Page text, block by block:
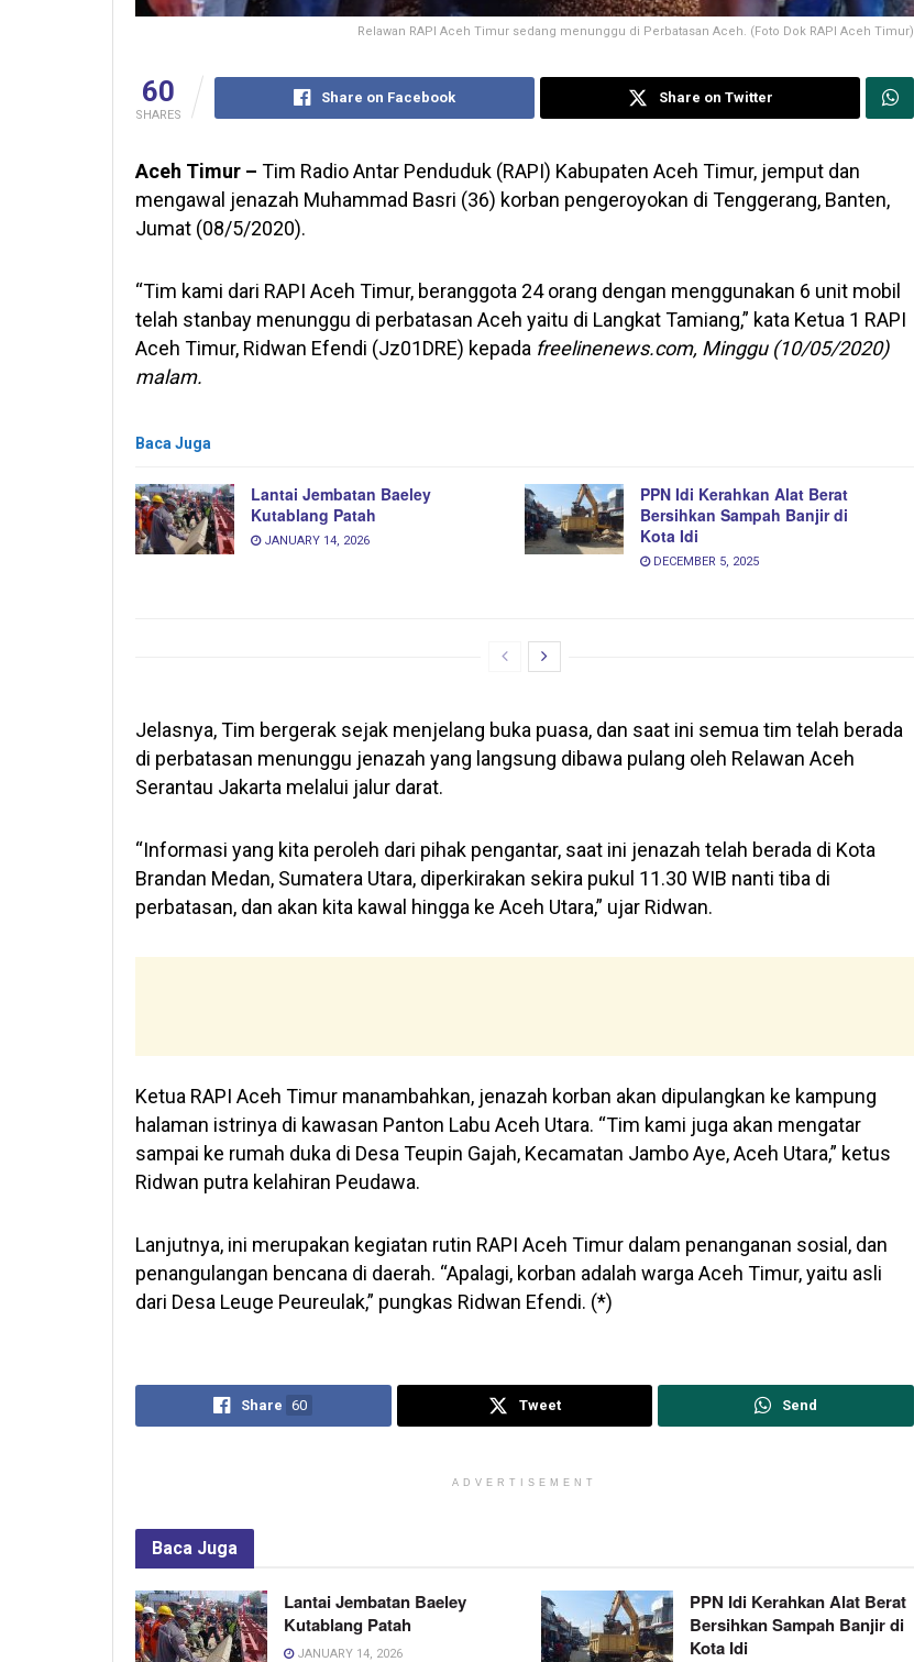
Relawan RAPI Aceh Timur sedang menunggu di Perbatasan Aceh. (Foto Dok RAPI Aceh Timur)
60
SHARES
Share on Facebook Share on Twitter
Aceh Timur – Tim Radio Antar Penduduk (RAPI) Kabupaten Aceh Timur, jemput dan
mengawal jenazah Muhammad Basri (36) korban pengeroyokan di Tenggerang, Banten,
Jumat (08/5/2020).
“Tim kami dari RAPI Aceh Timur, beranggota 24 orang dengan menggunakan 6 unit mobil
telah stanbay menunggu di perbatasan Aceh yaitu di Langkat Tamiang,” kata Ketua 1 RAPI
Aceh Timur, Ridwan Efendi (Jz01DRE) kepada freelinenews.com, Minggu (10/05/2020)
malam.
Baca Juga
Lantai Jembatan Baeley
Kutablang Patah
JANUARY 14, 2026
PPN Idi Kerahkan Alat Berat
Bersihkan Sampah Banjir di
Kota Idi
DECEMBER 5, 2025
Jelasnya, Tim bergerak sejak menjelang buka puasa, dan saat ini semua tim telah berada
di perbatasan menunggu jenazah yang langsung dibawa pulang oleh Relawan Aceh
Serantau Jakarta melalui jalur darat.
“Informasi yang kita peroleh dari pihak pengantar, saat ini jenazah telah berada di Kota
Brandan Medan, Sumatera Utara, diperkirakan sekira pukul 11.30 WIB nanti tiba di
perbatasan, dan akan kita kawal hingga ke Aceh Utara,” ujar Ridwan.
Ketua RAPI Aceh Timur manambahkan, jenazah korban akan dipulangkan ke kampung
halaman istrinya di kawasan Panton Labu Aceh Utara. “Tim kami juga akan mengatar
sampai ke rumah duka di Desa Teupin Gajah, Kecamatan Jambo Aye, Aceh Utara,” ketus
Ridwan putra kelahiran Peudawa.
Lanjutnya, ini merupakan kegiatan rutin RAPI Aceh Timur dalam penanganan sosial, dan
penangulangan bencana di daerah. “Apalagi, korban adalah warga Aceh Timur, yaitu asli
dari Desa Leuge Peureulak,” pungkas Ridwan Efendi. (*)
Share 60 Tweet Send
ADVERTISEMENT
Baca Juga
Lantai Jembatan Baeley
Kutablang Patah
JANUARY 14, 2026
PPN Idi Kerahkan Alat Berat
Bersihkan Sampah Banjir di
Kota Idi